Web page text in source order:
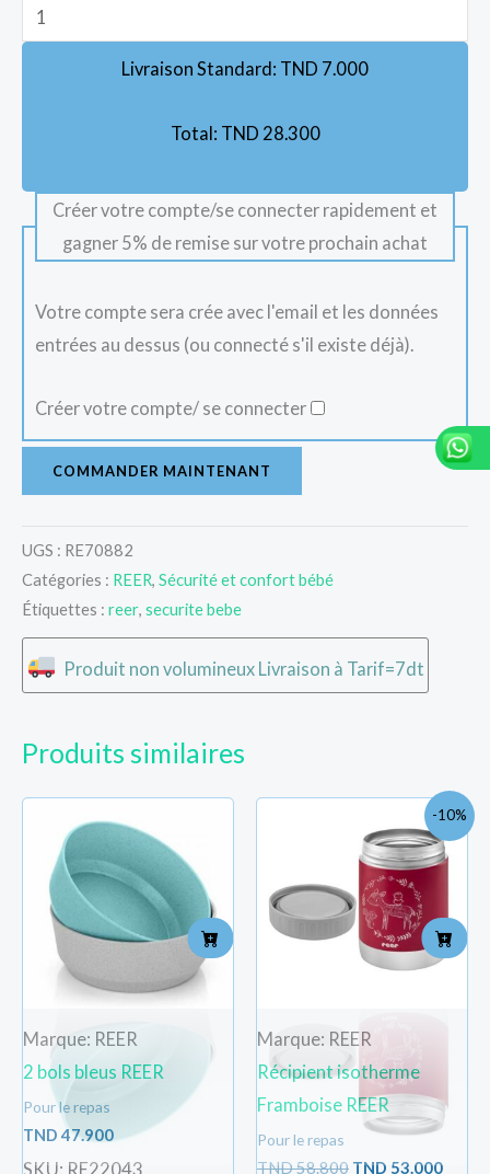
Livraison Standard: TND 7.000
Total: TND 28.300
Créer votre compte/se connecter rapidement et
gagner 5% de remise sur votre prochain achat
Votre compte sera crée avec l'email et les données
entrées au dessus (ou connecté s'il existe déjà).
Créer votre compte/ se connecter
COMMANDER MAINTENANT
UGS : RE70882
Catégories : REER, Sécurité et confort bébé
Étiquettes : reer, securite bebe
Produit non volumineux Livraison à Tarif=7dt
Produits similaires
Marque: REER
2 bols bleus REER
Pour le repas
TND 47.900
SKU: RE22043
-10%
Marque: REER
Récipient isotherme
Framboise REER
Pour le repas
TND58.800
prix
initial
était :
TND
58.800.
TND 53.000
Le
prix
actuel
est :